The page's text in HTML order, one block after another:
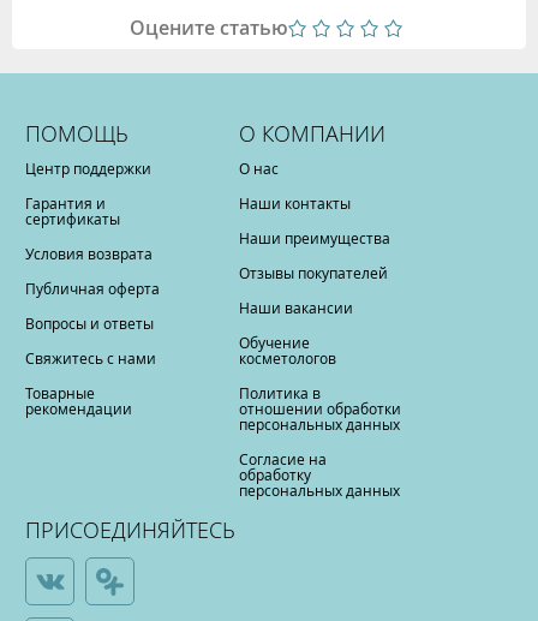
Оцените статью
ПОМОЩЬ
Центр поддержки
Гарантия и
сертификаты
Условия возврата
Публичная оферта
Вопросы и ответы
Свяжитесь с нами
Товарные
рекомендации
О КОМПАНИИ
О нас
Наши контакты
Наши преимущества
Отзывы покупателей
Наши вакансии
Обучение
косметологов
Политика в
отношении обработки
персональных данных
Согласие на
обработку
персональных данных
ПРИСОЕДИНЯЙТЕСЬ